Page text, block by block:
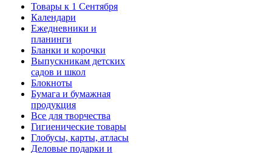
Товары к 1 Сентября
Календари
Ежедневники и
планинги
Бланки и корочки
Выпускникам детских
садов и школ
Блокноты
Бумага и бумажная
продукция
Все для творчества
Гигиенические товары
Глобусы, карты, атласы
Деловые подарки и